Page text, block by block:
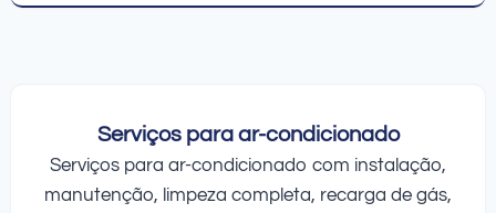
Serviços para ar-condicionado
Serviços para ar-condicionado com instalação,
manutenção, limpeza completa, recarga de gás,